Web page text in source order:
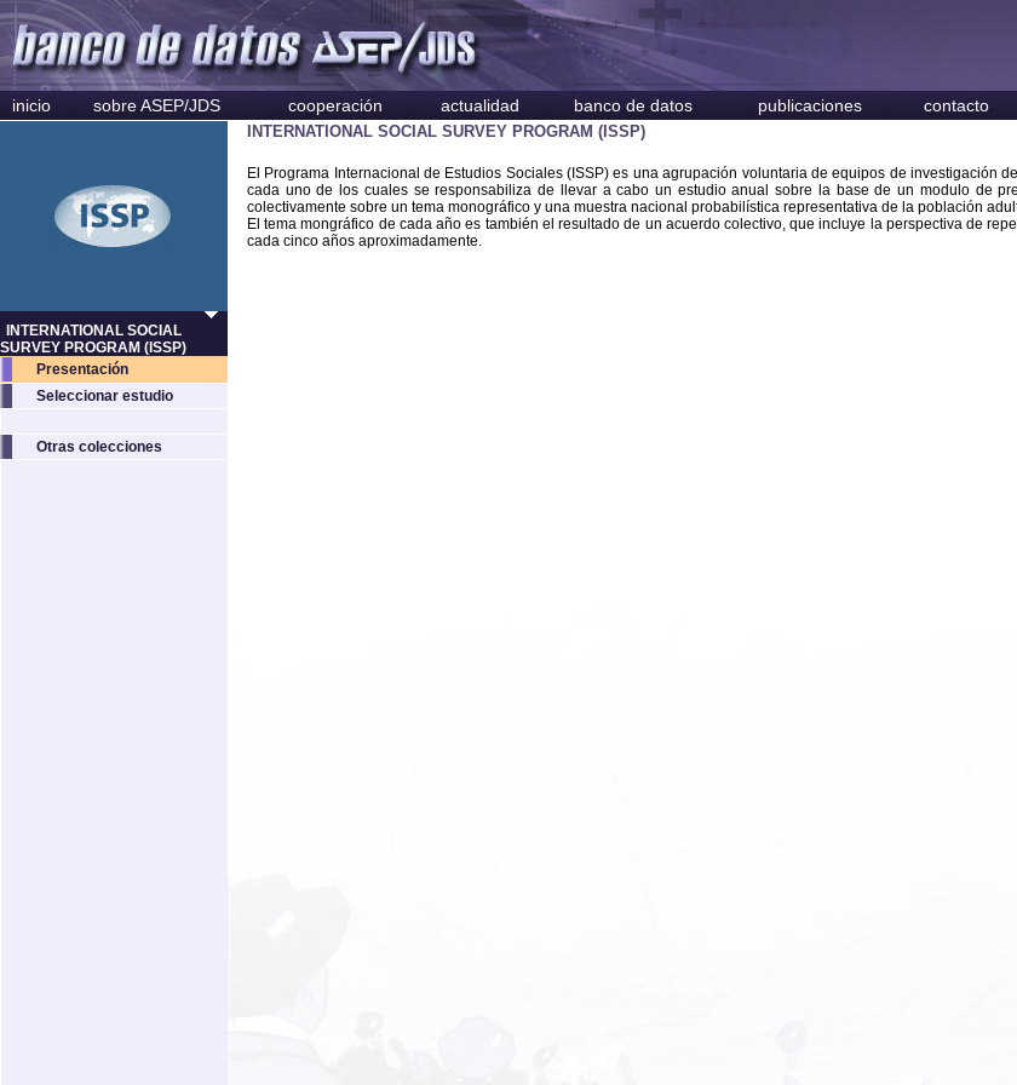
inicio sobre ASEP/JDS cooperación actualidad banco de datos publicaciones contacto
INTERNATIONAL SOCIAL
SURVEY PROGRAM (ISSP)
Presentación
Seleccionar estudio
Otras colecciones
INTERNATIONAL SOCIAL SURVEY PROGRAM (ISSP)
El Programa Internacional de Estudios Sociales (ISSP) es una agrupación voluntaria de equipos de investigación
cada uno de los cuales se responsabiliza de llevar a cabo un estudio anual sobre la base de un modulo de
colectivamente sobre un tema monográfico y una muestra nacional probabilística representativa de la población
El tema mongráfico de cada año es también el resultado de un acuerdo colectivo, que incluye la perspectiva de
cada cinco años aproximadamente.